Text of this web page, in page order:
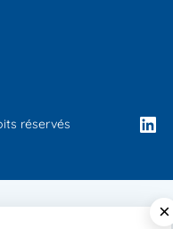
réservés
×